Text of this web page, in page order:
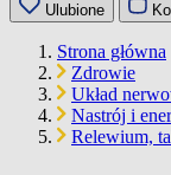
Ulubione
Strona główna
Zdrowie
Układ
Nastrój i
Relewium,